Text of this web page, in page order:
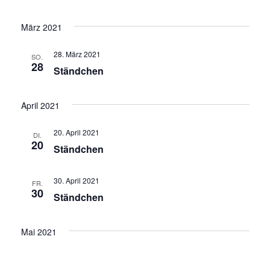
März 2021
SO.
28 Ständchen
28. März 2021
April 2021
DI.
20 Ständchen
20. April 2021
FR.
30 Ständchen
30. April 2021
Mai 2021